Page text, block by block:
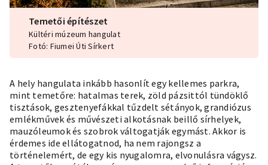
Temetői építészet
Kültéri múzeum hangulat
Fotó: Fiumei Úti Sírkert
A hely hangulata inkább hasonlít egy kellemes parkra,
mint temetőre: hatalmas terek, zöld pázsittól tündöklő
tisztások, gesztenyefákkal tűzdelt sétányok, grandiózus
emlékművek és művészeti alkotásnak beillő sírhelyek,
mauzóleumok és szobrok váltogatják egymást. Akkor is
érdemes ide ellátogatnod, ha nem rajongsz a
történelemért, de egy kis nyugalomra, elvonulásra vágysz.